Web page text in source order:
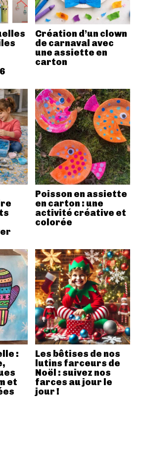
Création d’un clown
de carnaval avec
une assiette en
carton
Poisson en assiette
en carton : une
activité créative et
colorée
:
et
Les bêtises de nos
lutins farceurs de
Noël : suivez nos
farces au jour le
jour !